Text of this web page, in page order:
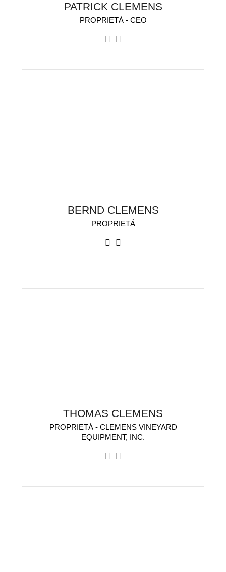
PATRICK CLEMENS
PROPRIETÁ - CEO
BERND CLEMENS
PROPRIETÁ
THOMAS CLEMENS
PROPRIETÁ - CLEMENS VINEYARD
EQUIPMENT, INC.